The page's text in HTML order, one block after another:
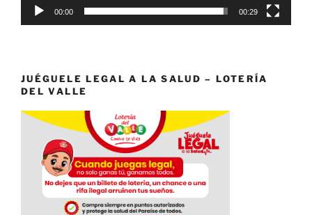
00:00 00:29
JUÉGUELE LEGAL A LA SALUD – LOTERÍA
DEL VALLE